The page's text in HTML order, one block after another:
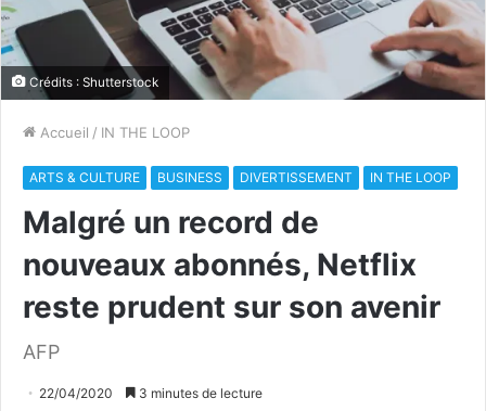
Crédits : Shutterstock
Accueil / IN THE LOOP
ARTS & CULTURE BUSINESS DIVERTISSEMENT IN THE LOOP
Malgré un record de
nouveaux abonnés, Netflix
reste prudent sur son avenir
AFP
22/04/2020 3 minutes de lecture